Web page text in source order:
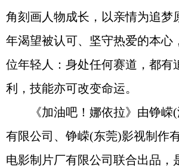
角刻画人物成长，以亲情为追梦
年渴望被认可、坚守热爱的本心
位年轻人：身处任何赛道，都有
利，技能亦可改变命运。
《加油吧！娜依拉》由铮嵘(
有限公司、铮嵘(东莞)影视制作
电影制片厂有限公司联合出品，